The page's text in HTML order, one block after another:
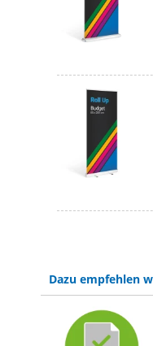
Dazu empfehlen